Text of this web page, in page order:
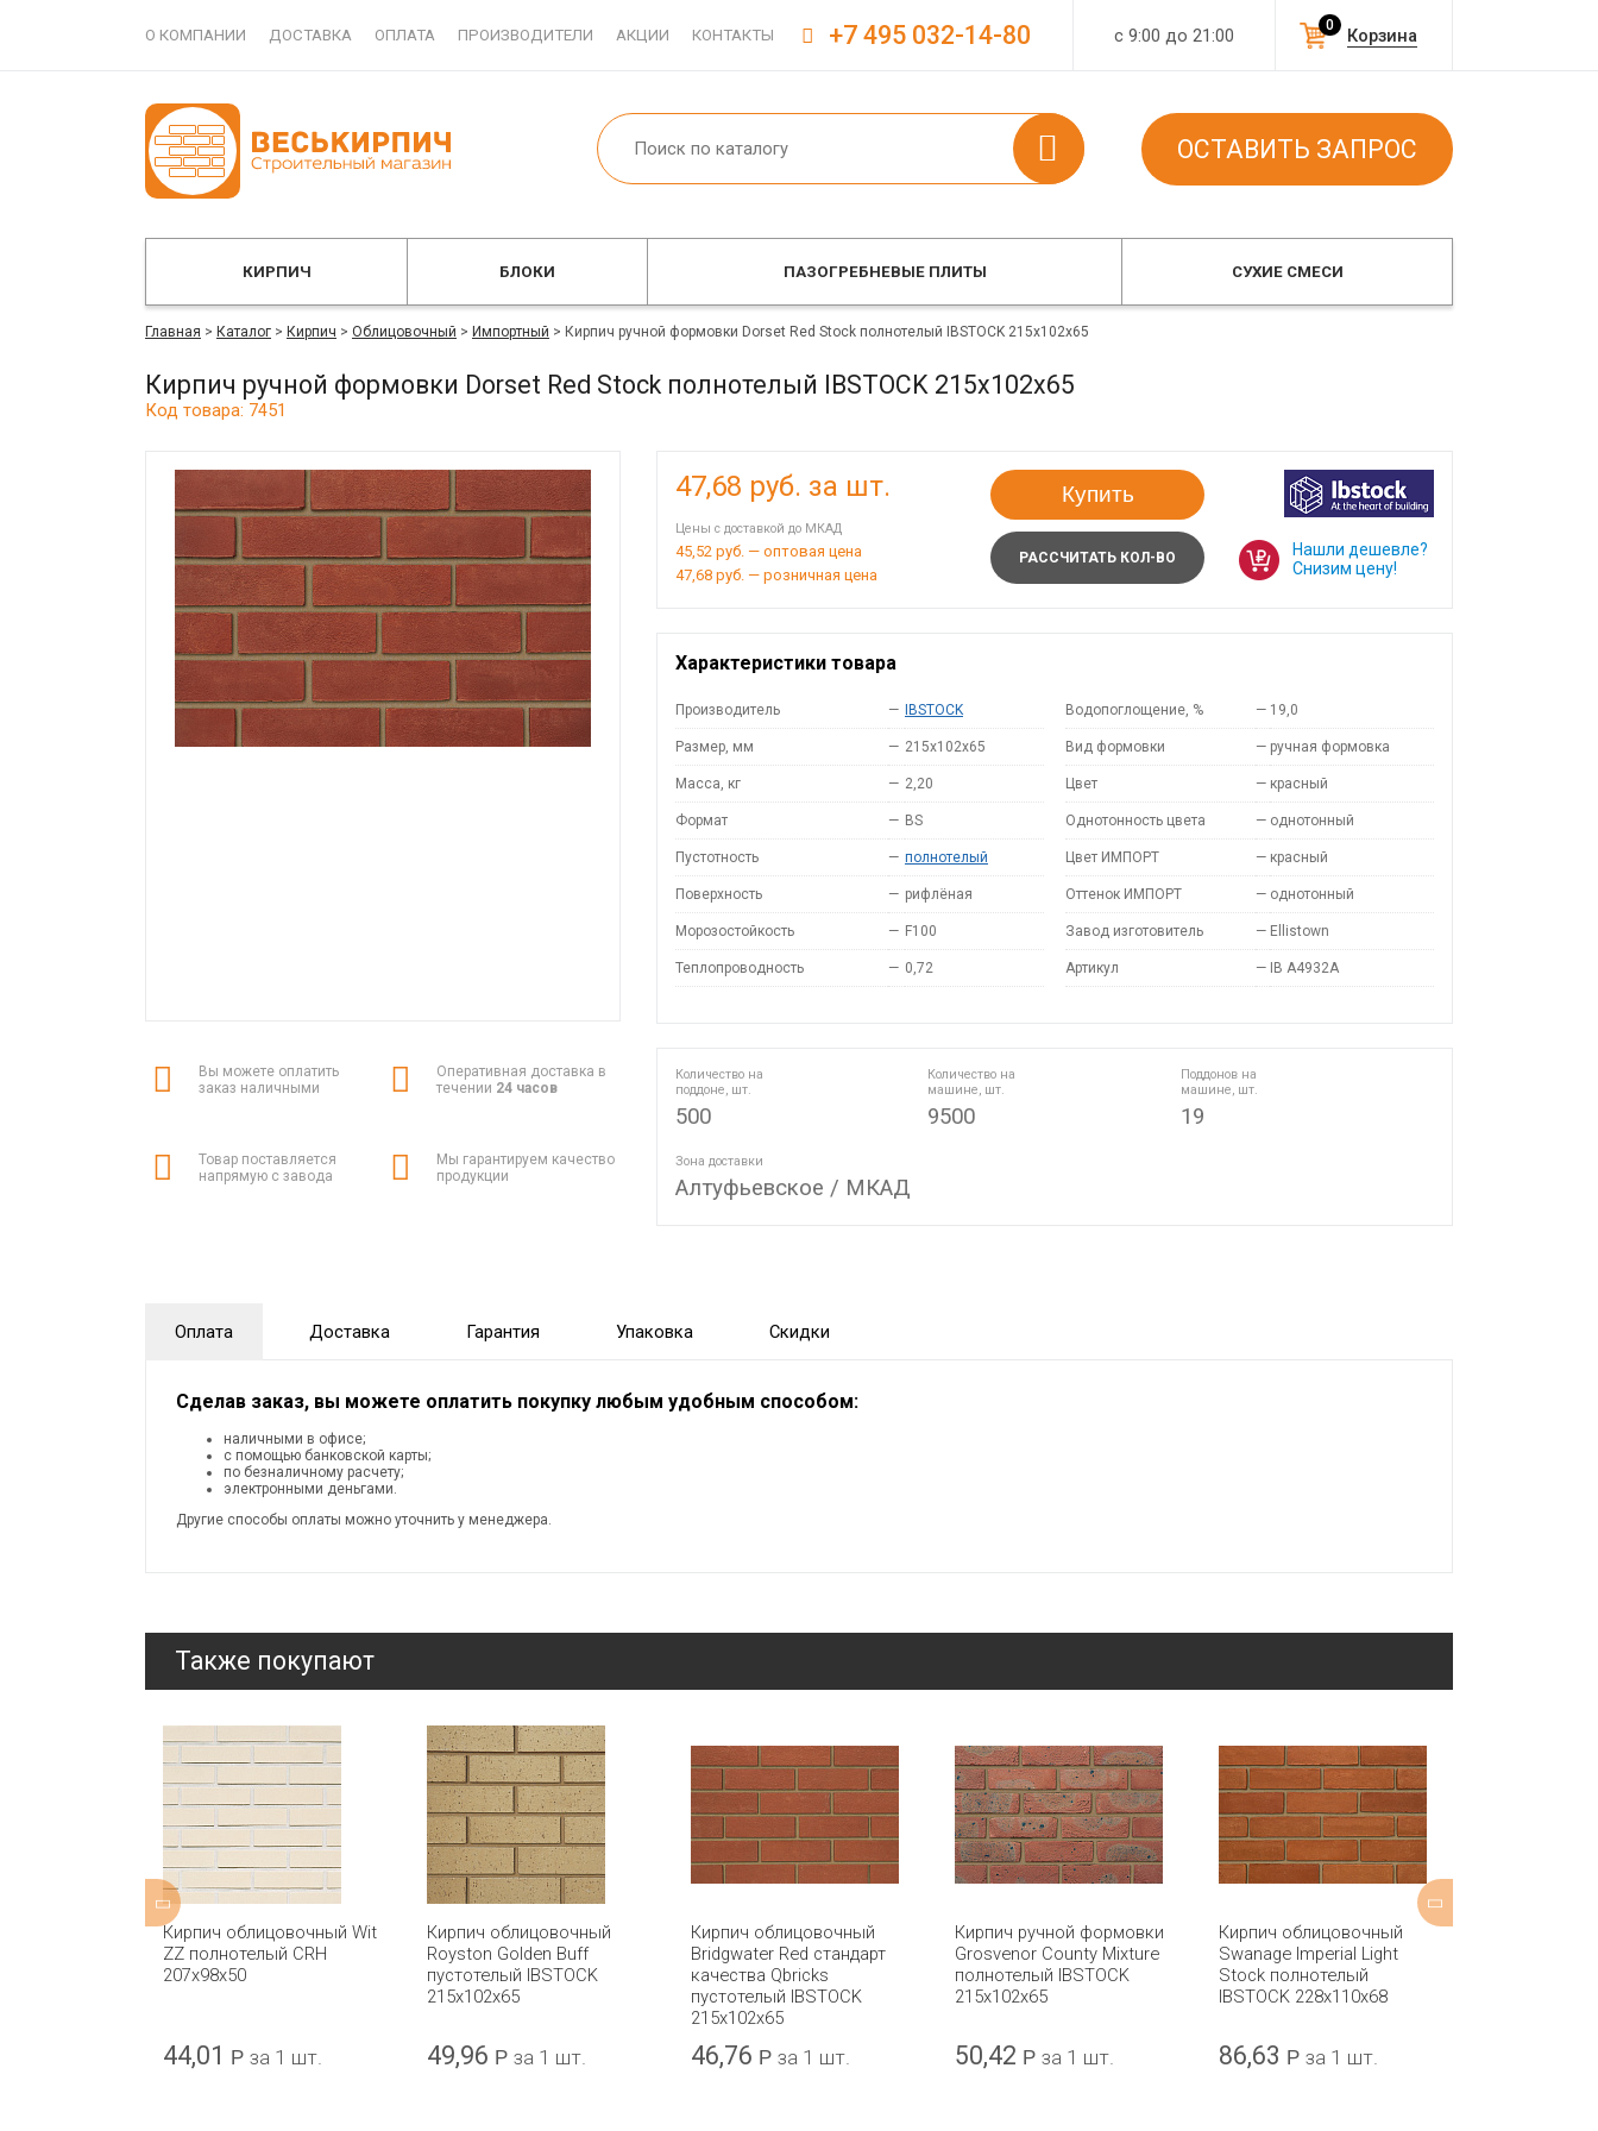
О КОМПАНИИ ДОСТАВКА ОПЛАТА ПРОИЗВОДИТЕЛИ АКЦИИ КОНТАКТЫ с 9:00 до 21:00 Корзина
0
+7 495 032-14-80
ОСТАВИТЬ ЗАПРОС
КИРПИЧ БЛОКИ ПАЗОГРЕБНЕВЫЕ ПЛИТЫ СУХИЕ СМЕСИ
Главная > Каталог > Кирпич > Облицовочный > Импортный > Кирпич ручной формовки Dorset Red Stock полнотелый IBSTOCK 215x102x65
Кирпич ручной формовки Dorset Red Stock полнотелый IBSTOCK 215x102x65
Код товара: 7451
Вы можете оплатить
заказ наличными
Оперативная доставка в
течении 24 часов
Товар поставляется
напрямую с завода
Мы гарантируем качество
продукции
47,68 руб. за шт.
Цены с доставкой до МКАД
45,52 руб. — оптовая цена
47,68 руб. — розничная цена
Купить
РАССЧИТАТЬ КОЛ-ВО
Нашли дешевле?
Снизим цену!
Характеристики товара
Производитель — IBSTOCK
Размер, мм — 215x102x65
Масса, кг — 2,20
Формат — BS
Пустотность — полнотелый
Поверхность — рифлёная
Морозостойкость — F100
Теплопроводность — 0,72
Водопоглощение, % — 19,0
Вид формовки — ручная формовка
Цвет — красный
Однотонность цвета — однотонный
Цвет ИМПОРТ — красный
Оттенок ИМПОРТ — однотонный
Завод изготовитель — Ellistown
Артикул — IB A4932A
Количество на
поддоне, шт.
500
Количество на
машине, шт.
9500
Поддонов на
машине, шт.
19
Зона доставки
Алтуфьевское / МКАД
Оплата Доставка Гарантия Упаковка Скидки
Сделав заказ, вы можете оплатить покупку любым удобным способом:
наличными в офисе;
с помощью банковской карты;
по безналичному расчету;
электронными деньгами.
Другие способы оплаты можно уточнить у менеджера.
Также покупают
Кирпич облицовочный Wit
ZZ полнотелый CRH
207x98x50
44,01 Р за 1 шт.
Кирпич облицовочный
Royston Golden Buff
пустотелый IBSTOCK
215x102x65
49,96 Р за 1 шт.
Кирпич облицовочный
Bridgwater Red стандарт
качества Qbricks
пустотелый IBSTOCK
215x102x65
46,76 Р за 1 шт.
Кирпич ручной формовки
Grosvenor County Mixture
полнотелый IBSTOCK
215x102x65
50,42 Р за 1 шт.
Кирпич облицовочный
Swanage Imperial Light
Stock полнотелый
IBSTOCK 228x110x68
86,63 Р за 1 шт.